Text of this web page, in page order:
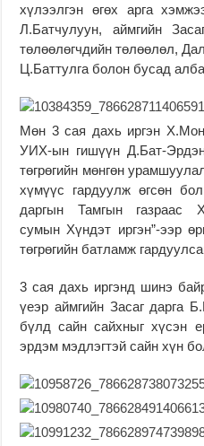
хүлээлгэн өгөх арга
Л.Батчулуун, аймгийн
төлөөлөгчдийн төлөөлөл,
Ц.Баттулга болон бусад
Мөн 3 сая дахь иргэн
УИХ-ын гишүүн Д.Бат-
төгрөгийн мөнгөн
хүмүүс гардуулж өгсөн
даргын Тамгын газраас
сумын Хүндэт иргэн”-ээр
төгрөгийн батламж
3 сая дахь иргэнд шинэ
үеэр аймгийн Засаг дарга
бүлд сайн сайхныг хүсэн
эрдэм мэдлэгтэй сайн хүн